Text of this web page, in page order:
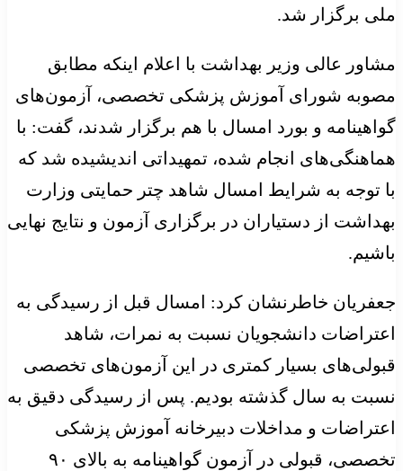
ملی برگزار شد.
مشاور عالی وزیر بهداشت با اعلام اینکه مطابق
مصوبه شورای آموزش پزشکی تخصصی، آزمون‌های
گواهینامه و بورد امسال با هم برگزار شدند، گفت: با
هماهنگی‌های انجام شده، تمهیداتی اندیشیده شد که
با توجه به شرایط امسال شاهد چتر حمایتی وزارت
بهداشت از دستیاران در برگزاری آزمون و نتایج نهایی
باشیم.
جعفریان خاطرنشان کرد: امسال قبل از رسیدگی به
اعتراضات دانشجویان نسبت به نمرات، شاهد
قبولی‌های بسیار کمتری در این آزمون‌های تخصصی
نسبت به سال گذشته بودیم. پس از رسیدگی دقیق به
اعتراضات و مداخلات دبیرخانه آموزش پزشکی
تخصصی، قبولی در آزمون گواهینامه به بالای ۹۰